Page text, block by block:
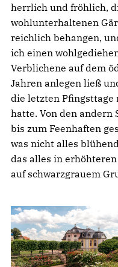
herrlich und fröhlich,
wohlunterhaltenen
reichlich behangen,
ich einen
Verblichene auf dem
Jahren anlegen ließ
die letzten Pfingsttage
hatte. Von den andern
bis zum Feenhaften
was nicht alles
das alles in
auf schwarzgrauem